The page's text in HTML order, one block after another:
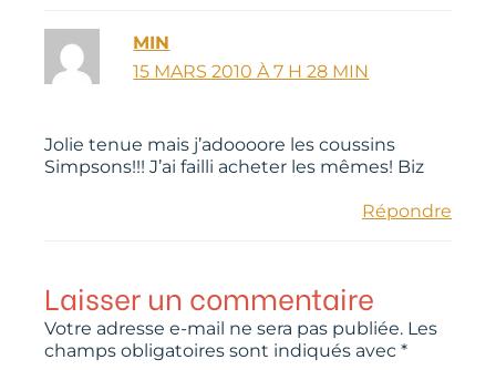
MIN
15 MARS 2010 À 7 H 28 MIN
Jolie tenue mais j’adoooore les coussins
Simpsons!!! J’ai failli acheter les mêmes! Biz
Répondre
Laisser un commentaire
Votre adresse e-mail ne sera pas publiée. Les
champs obligatoires sont indiqués avec *